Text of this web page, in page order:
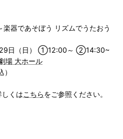
器であそぼう リズムでうたおう
29日（日） ①12:00～ ②14:30~
場 大ホール
しくはこちらをご参照ください。